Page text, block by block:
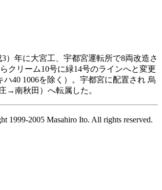
）年に大宮工、宇都宮運転所で8両改造さ
クリーム10号に緑14号のラインへと変更
40 1006を除く）。宇都宮に配置され 烏
→南秋田）へ転属した。
1999-2005 Masahiro Ito. All rights reserved.